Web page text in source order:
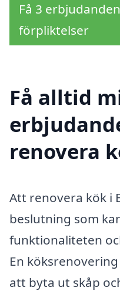
Få 3
förpliktelser
Få alltid
renovera
Att renovera kök i
beslutning som
funktionaliteten
En
att byta ut skåp